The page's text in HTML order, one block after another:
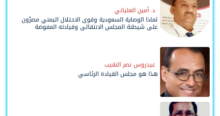
د. أمين العلياني
لماذا الوصاية السعودية وقوى الاحتلال اليمني مصرّون
على شيطنة المجلس الانتقالي وقيادته المفوضة
وحواضنه الشعبية؟
عيدروس نصر النقيب
هذا هو مجلس القيادة الرئاسي